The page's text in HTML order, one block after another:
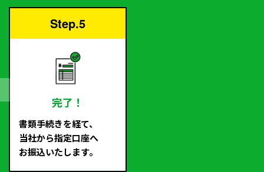
Step.5
完了！
書類手続きを経て、
当社から指定口座へ
お振込いたします。